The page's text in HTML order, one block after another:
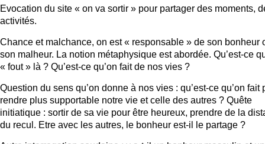
Evocation du site « on va sortir » pour partager des moments,
activités.
Chance et malchance, on est « responsable » de son bonheur
son malheur. La notion métaphysique est abordée. Qu’est-ce
« fout » là ? Qu’est-ce qu’on fait de nos vies ?
Question du sens qu’on donne à nos vies : qu’est-ce qu’on fait
rendre plus supportable notre vie et celle des autres ? Quête
initiatique : sortir de sa vie pour être heureux, prendre de la
du recul. Etre avec les autres, le bonheur est-il le partage ?